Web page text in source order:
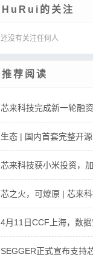
HuRui的关注
还没有关注任何人
推荐阅读
芯来科技完成新一轮融
生态 | 国内首套完整开
芯来科技获小米投资，
芯之火，可燎原 | 芯来
4月11日CCF上海，数
SEGGER正式宣布支持